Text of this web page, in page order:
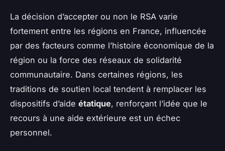
La décision d’accepter ou non le RSA varie
fortement entre les régions en France, influencée
par des facteurs comme l’histoire économique de la
région ou la force des réseaux de solidarité
communautaire. Dans certaines régions, les
traditions de soutien local tendent à remplacer les
dispositifs d’aide étatique, renforçant l’idée que le
recours à une aide extérieure est un échec
personnel.